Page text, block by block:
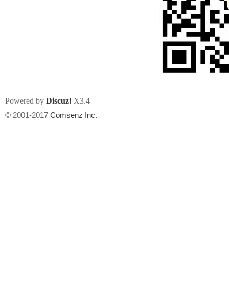
Powered by Discuz! X3.4
© 2001-2017 Comsenz Inc.